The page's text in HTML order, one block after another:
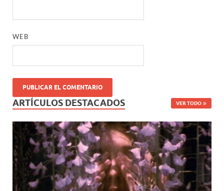
WEB
ARTÍCULOS DESTACADOS VER TODO